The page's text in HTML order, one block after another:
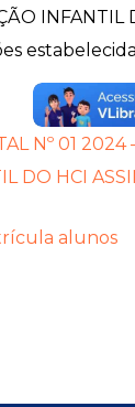
INFANTIL
Nº 01 2024
DO HCI
alunos